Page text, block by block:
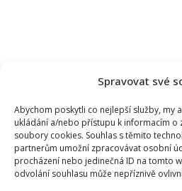
Spravovat své
Abychom poskytli co nejlepší služby, my
ukládání a/nebo přístupu k informacím o
soubory cookies. Souhlas s těmito
partnerům umožní zpracovávat osobní
procházení nebo jedinečná ID na tomto
odvolání souhlasu může nepříznivě